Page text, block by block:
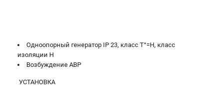
Одноопорный генератор IP 23, класс T°=H, класс
изоляции H
Возбуждение AВP
УСТАНОВКА